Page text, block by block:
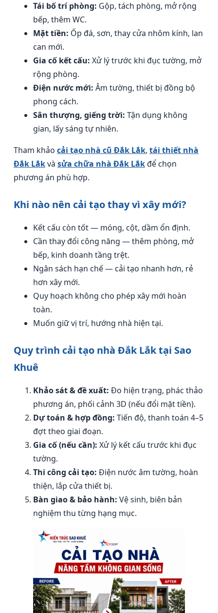
Tái bố trí phòng: Gộp, tách phòng, mở rộng
bếp, thêm WC.
Mặt tiền: Ốp đá, sơn, thay cửa nhôm kính, lan
can mới.
Gia cố kết cấu: Xử lý trước khi đục tường, mở
rộng phòng.
Điện nước mới: Âm tường, thiết bị đồng bộ
phong cách.
Sân thượng, giếng trời: Tận dụng không
gian, lấy sáng tự nhiên.
Tham khảo cải tạo nhà cũ Đắk Lắk, tái thiết nhà
Đắk Lắkvà sửa chữa nhà Đắk Lắkđể chọn
phương án phù hợp.
Khi nào nên cải tạo thay vì xây mới?
Kết cấu còn tốt — móng, cột, dầm ổn định.
Cần thay đổi công năng — thêm phòng, mở
bếp, kinh doanh tầng trệt.
Ngân sách hạn chế — cải tạo nhanh hơn, rẻ
hơn xây mới.
Quy hoạch không cho phép xây mới hoàn
toàn.
Muốn giữ vị trí, hướng nhà hiện tại.
Quy trình cải tạo nhà Đắk Lắk tại Sao
Khuê
Khảo sát & đề xuất: Đo hiện trạng, phác thảo
phương án, phối cảnh 3D (nếu đổi mặt tiền).
Dự toán & hợp đồng: Tiến độ, thanh toán 4–5
đợt theo giai đoạn.
Gia cố (nếu cần): Xử lý kết cấu trước khi đục
tường.
Thi công cải tạo: Điện nước âm tường, hoàn
thiện, lắp cửa thiết bị.
Bàn giao & bảo hành: Vệ sinh, biên bản
nghiệm thu từng hạng mục.